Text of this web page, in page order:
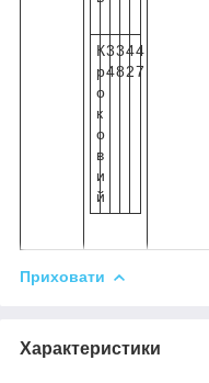
К
р
о
к
о
в
и
й
3
4
3
8
4
2
4
7
Приховати
Характеристики